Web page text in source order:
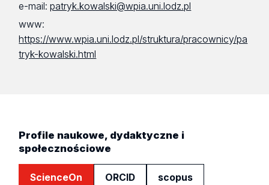
e-mail:patryk.kowalski@wpia.uni.lodz.pl
www:
https://www.wpia.uni.lodz.pl/struktura/pracownicy/pa
tryk-kowalski.html
Profile naukowe, dydaktyczne i
społecznościowe
ScienceOn ORCID scopus